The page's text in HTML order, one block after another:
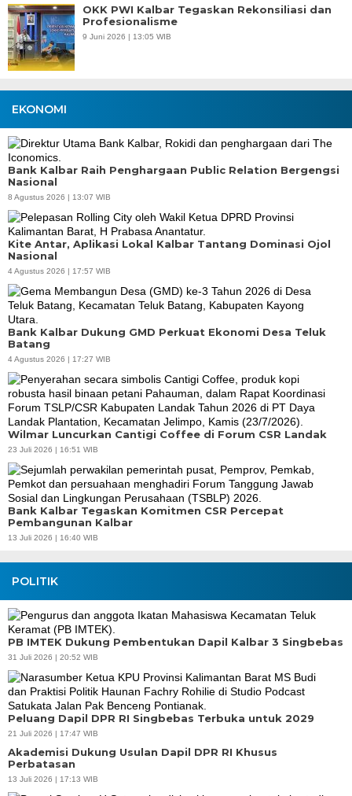
OKK PWI Kalbar Tegaskan Rekonsiliasi dan
Profesionalisme
9 Juni 2026 | 13:05 WIB
EKONOMI
Bank Kalbar Raih Penghargaan Public Relation Bergengsi
Nasional
8 Agustus 2026 | 13:07 WIB
Kite Antar, Aplikasi Lokal Kalbar Tantang Dominasi Ojol
Nasional
4 Agustus 2026 | 17:57 WIB
Bank Kalbar Dukung GMD Perkuat Ekonomi Desa Teluk
Batang
4 Agustus 2026 | 17:27 WIB
Wilmar Luncurkan Cantigi Coffee di Forum CSR Landak
23 Juli 2026 | 16:51 WIB
Bank Kalbar Tegaskan Komitmen CSR Percepat
Pembangunan Kalbar
13 Juli 2026 | 16:40 WIB
POLITIK
PB IMTEK Dukung Pembentukan Dapil Kalbar 3 Singbebas
31 Juli 2026 | 20:52 WIB
Peluang Dapil DPR RI Singbebas Terbuka untuk 2029
21 Juli 2026 | 17:47 WIB
Akademisi Dukung Usulan Dapil DPR RI Khusus
Perbatasan
13 Juli 2026 | 17:13 WIB